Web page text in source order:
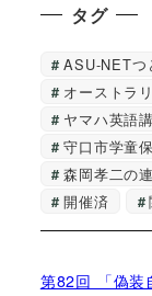
タグ
ASU-NETつ
オーストラ
ヤマハ英語
守口市学童
森岡孝二の
開催済
第82回 「偽装